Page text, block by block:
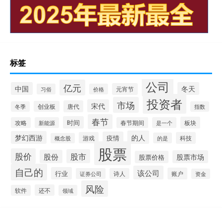
标签
中国 习俗 亿元 价格 元宵节 公司 冬天
冬季 创业板 唐代 宋代 市场 投资者 指数
攻略 新能源 时间 春节 春节期间 是一个 板块
梦幻西游 概念股 游戏 疫情 的人 的是 科技
股价 股份 股市 股票 股票价格 股票市场
自己的 行业 证券公司 诗人 该公司 账户 资金
软件 还不 领域 风险